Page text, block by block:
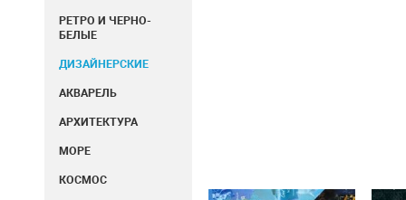
РЕТРО И ЧЕРНО-
БЕЛЫЕ
ДИЗАЙНЕРСКИЕ
АКВАРЕЛЬ
АРХИТЕКТУРА
МОРЕ
КОСМОС